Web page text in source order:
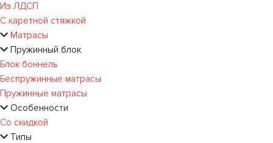
Из ЛДСП
С каретной стяжкой
Матрасы
Пружинный блок
Блок боннель
Беспружинные матрасы
Пружинные матрасы
Особенности
Со скидкой
Типы